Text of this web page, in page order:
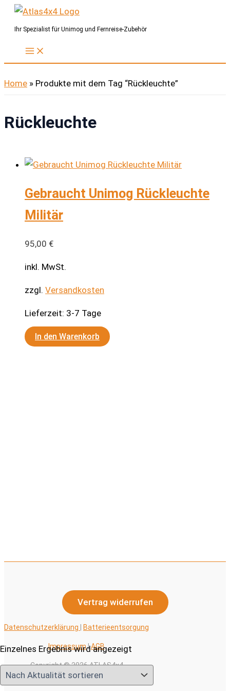
Zum
InhaltIhr Spezialist für Unimog und Fernreise-Zubehör
Home » Produkte mit dem Tag “Rückleuchte”
Rückleuchte
Einzelnes Ergebnis wird angezeigt
Gebraucht Unimog Rückleuchte
Militär
95,00 €
inkl. MwSt.
zzgl. Versandkosten
Lieferzeit: 3-7 Tage
In den Warenkorb
Vertrag widerrufen
Datenschutzerklärung Batterieentsorgung
Impressum|AGB
Copyright © 2026 ATLAS4x4